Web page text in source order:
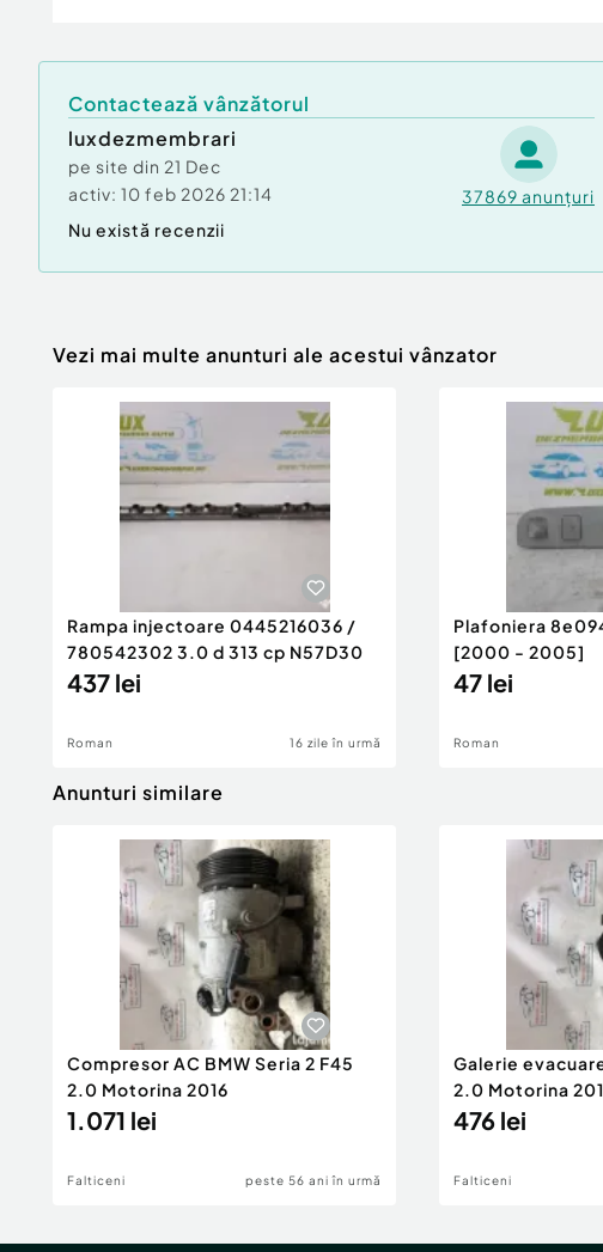
Contactează vânzătorul
luxdezmembrari
pe site din 21 Dec
activ: 10 feb 2026 21:14 37869 anunțuri
Nu există recenzii
Vezi mai multe anunturi ale acestui vânzator
Rampa injectoare 0445216036 /
780542302 3.0 d 313 cp N57D30
437 lei
Roman 16 zile în urmă
Plafoniera
[2000 - 2005]
47 lei
Roman
Anunturi similare
Compresor AC BMW Seria 2 F45
2.0 Motorina 2016
1.071 lei
Falticeni peste 56 ani în urmă
Galerie
2.0 Motorina
476 lei
Falticeni